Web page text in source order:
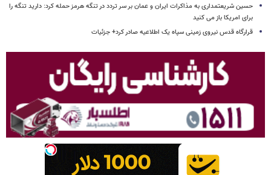
حسین شریعتمداری به مذاکرات ایران و عمان بر سر تردد در تنگه هرمز حمله کرد: دارید تنگه را
برای امریکا باز می کنید
قرارگاه قدس نیروی زمینی سپاه یک اطلاعیه صادر کرد+ جزئیات